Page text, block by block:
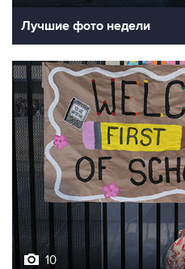
Лучшие фото недели
10